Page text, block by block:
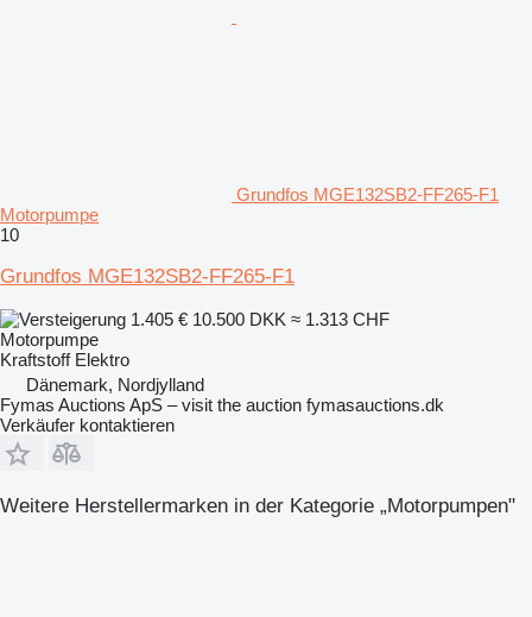
Grundfos MGE132SB2-FF265-F1
Motorpumpe
10
Grundfos MGE132SB2-FF265-F1
1.405 € 10.500 DKK ≈ 1.313 CHF
Motorpumpe
Kraftstoff Elektro
Dänemark, Nordjylland
Fymas Auctions ApS – visit the auction fymasauctions.dk
Verkäufer kontaktieren
Weitere Herstellermarken in der Kategorie „Motorpumpen"